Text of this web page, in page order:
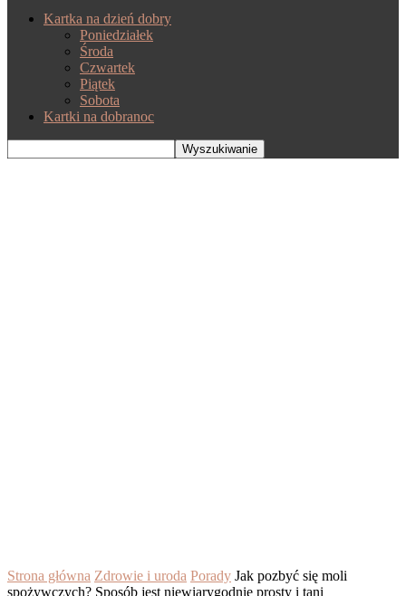
Kartka na dzień dobry
Poniedziałek
Środa
Czwartek
Piątek
Sobota
Kartki na dobranoc
Strona główna Zdrowie i uroda Porady Jak pozbyć się moli
spożywczych? Sposób jest niewiarygodnie prosty i tani